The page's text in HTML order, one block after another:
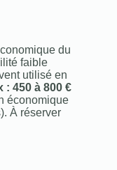
du
faible
utilisé en
: 450 à 800 €
économique
À réserver